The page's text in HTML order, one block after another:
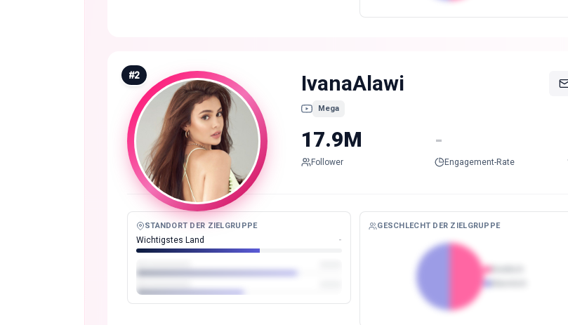
#2 IvanaAlawi
Mega
17.9M
Follower
-
Engagement-Rate
STANDORT DER ZIELGRUPPE
Wichtigstes Land -
GESCHLECHT DER ZIELGRUPPE